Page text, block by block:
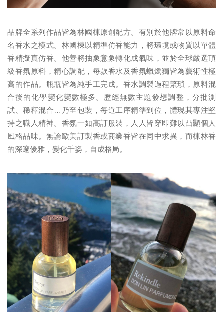
品牌全系列作品皆為林國棟原創配方。有別於他牌常以原料命
名香水之模式。林國棟以精準仿香能力，將環境或物質以單體
香精擬真仿香。他善將抽象意象轉化成氣味，並於全球嚴選頂
級香氛原料，精心調配，每款香水及香氛蠟燭獨皆為藝術性極
高的作品。瓶瓶皆為純手工完成。香水調製過程繁瑣，原料混
合後的化學變化變數極多。歷經無數主題發想調整，分批測
試、稀釋混合…乃至包裝，每道工序精準到位，體現其專注堅
持之職人精神。香氛一如高訂服裝，人人皆穿即難以凸顯個人
風格品味。無論歐美訂製香或商業香皆在同中求異，而棟林香
的深邃優雅，變化千姿，自成格局。